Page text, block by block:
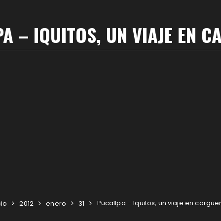
– IQUITOS, UN VIAJE EN
2012 enero 31 Pucallpa – Iquitos, un viaje en